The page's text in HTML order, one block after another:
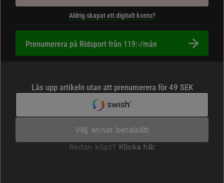
Aldrig skapat ett digitalt konto?
Prenumerera på Ridsport från 119:-/mån